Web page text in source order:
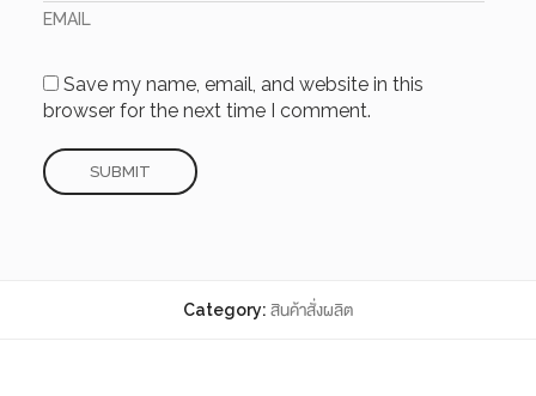
EMAIL
Save my name, email, and website in this
browser for the next time I comment.
Category: สินค้าสั่งผลิต